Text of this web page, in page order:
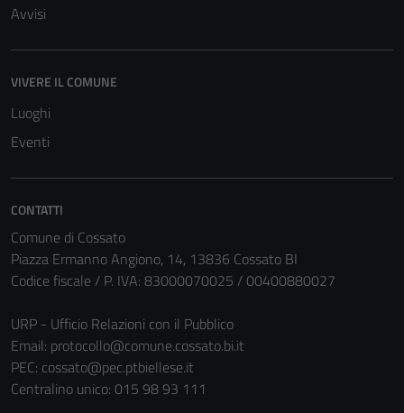
Avvisi
VIVERE IL COMUNE
Luoghi
Eventi
CONTATTI
Comune di Cossato
Piazza Ermanno Angiono, 14, 13836 Cossato BI
Codice fiscale / P. IVA: 83000070025 / 00400880027
URP - Ufficio Relazioni con il Pubblico
Email: protocollo@comune.cossato.bi.it
PEC: cossato@pec.ptbiellese.it
Centralino unico: 015 98 93 111